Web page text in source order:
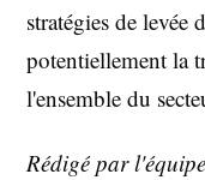
stratégies de levée
potentiellement la
l'ensemble du
Rédigé par